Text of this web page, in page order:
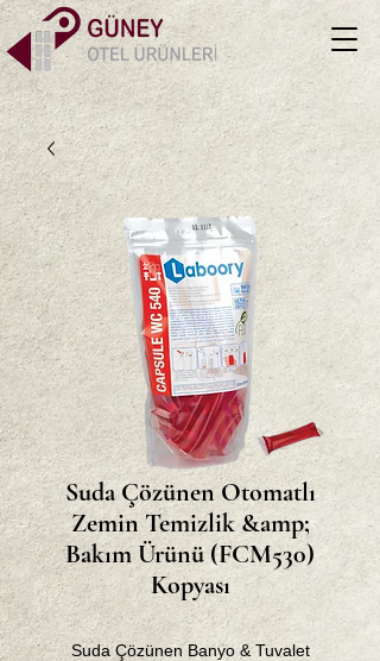
Suda Çözünen Otomatlı
Zemin Temizlik &amp;
Bakım Ürünü (FCM530)
Kopyası
Suda Çözünen Banyo & Tuvalet